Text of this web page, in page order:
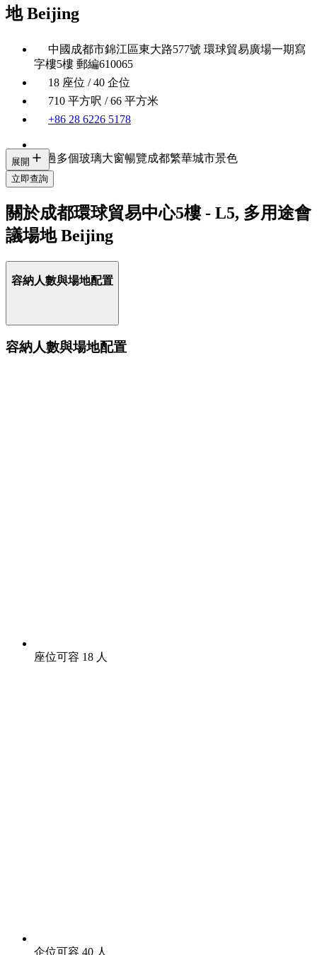
地 Beijing
中國成都市錦江區東大路577號 環球貿易廣場一期寫
字樓5樓 郵編610065
18 座位 / 40 企位
710 平方呎 / 66 平方米
+86 28 6226 5178
透過多個玻璃大窗暢覽成都繁華城市景色
展開
立即查詢
關於成都環球貿易中心5樓 - L5, 多用途會
議場地 Beijing
容納人數與場地配置
容納人數與場地配置
座位可容 18 人
企位可容 40 人